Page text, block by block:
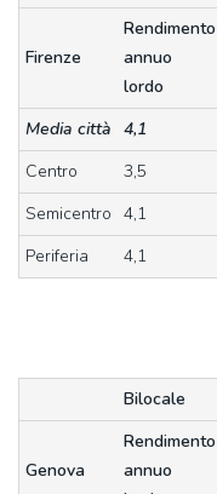
Firenze
Rendimento
annuo
lordo
Media città 4,1
Centro
3,5
Semicentro 4,1
Periferia
4,1
Bilocale
Genova
Rendimento
annuo